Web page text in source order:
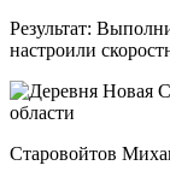
Результат:
настроили
Старовойтов